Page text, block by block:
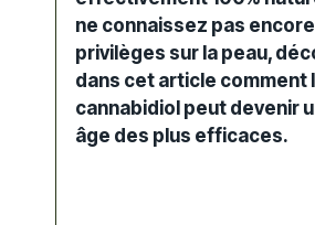
ne connaissez pas
privilèges sur la peau,
dans cet article comment
cannabidiol peut devenir
âge des plus efficaces.